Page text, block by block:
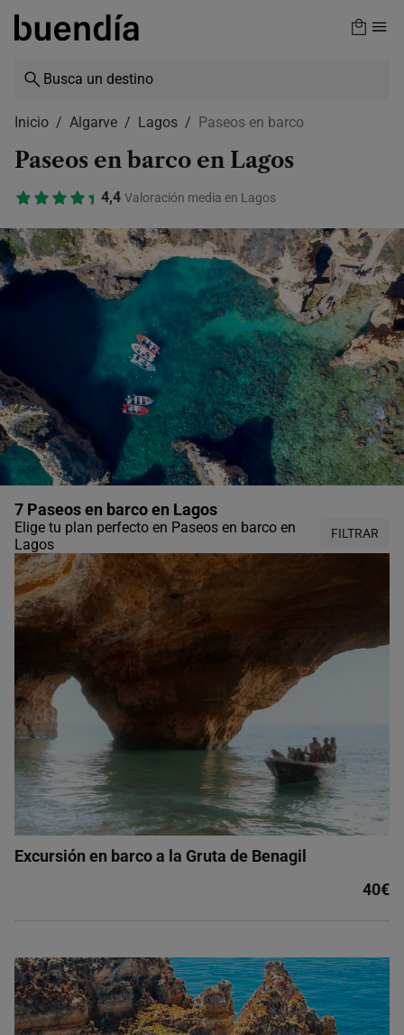
Skip
content
Inicio Algarve Lagos Paseos en barco
Paseos en barco en Lagos
4,4 Valoración media en Lagos
7 Paseos en barco en Lagos
Elige tu plan perfecto en Paseos en barco en
Lagos
FILTRAR
Excursión en barco a la Gruta de Benagil
40€